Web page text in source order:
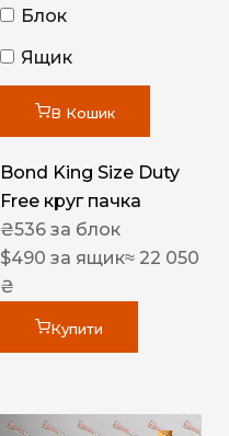
Блок
Ящик
В Кошик
Bond King Size Duty
Free круг пачка
₴536 за блок
$490 за ящик≈ 22 050
₴
Купити